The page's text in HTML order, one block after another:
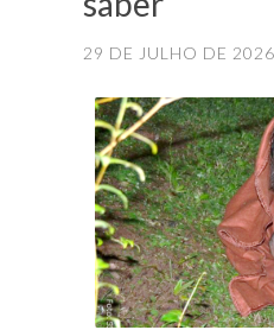
29 DE JULHO DE 2026